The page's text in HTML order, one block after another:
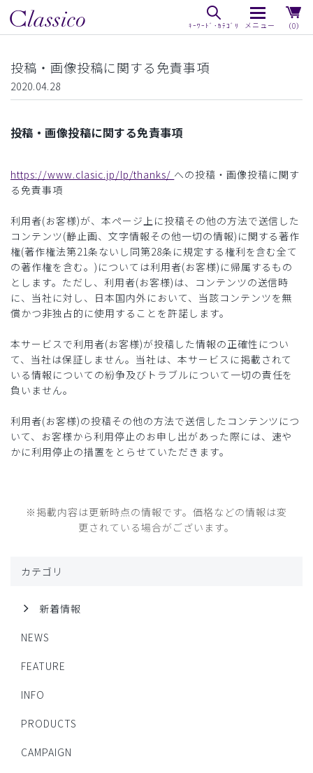
（0）
投稿・画像投稿に関する免責事項
2020.04.28
投稿・画像投稿に関する免責事項
https://www.clasic.jp/lp/thanks/ への投稿・画像投稿に関す
る免責事項
利用者(お客様)が、本ページ上に投稿その他の方法で送信した
コンテンツ(静止画、文字情報その他一切の情報)に関する著作
権(著作権法第21条ないし同第28条に規定する権利を含む全て
の著作権を含む。)については利用者(お客様)に帰属するもの
とします。ただし、利用者(お客様)は、コンテンツの送信時
に、当社に対し、日本国内外において、当該コンテンツを無
償かつ非独占的に使用することを許諾します。
本サービスで利用者(お客様)が投稿した情報の正確性につい
て、当社は保証しません。当社は、本サービスに掲載されて
いる情報についての紛争及びトラブルについて一切の責任を
負いません。
利用者(お客様)の投稿その他の方法で送信したコンテンツにつ
いて、お客様から利用停止のお申し出があった際には、速や
かに利用停止の措置をとらせていただきます。
※掲載内容は更新時点の情報です。価格などの情報は変
更されている場合がございます。
カテゴリ
新着情報
NEWS
FEATURE
INFO
PRODUCTS
CAMPAIGN